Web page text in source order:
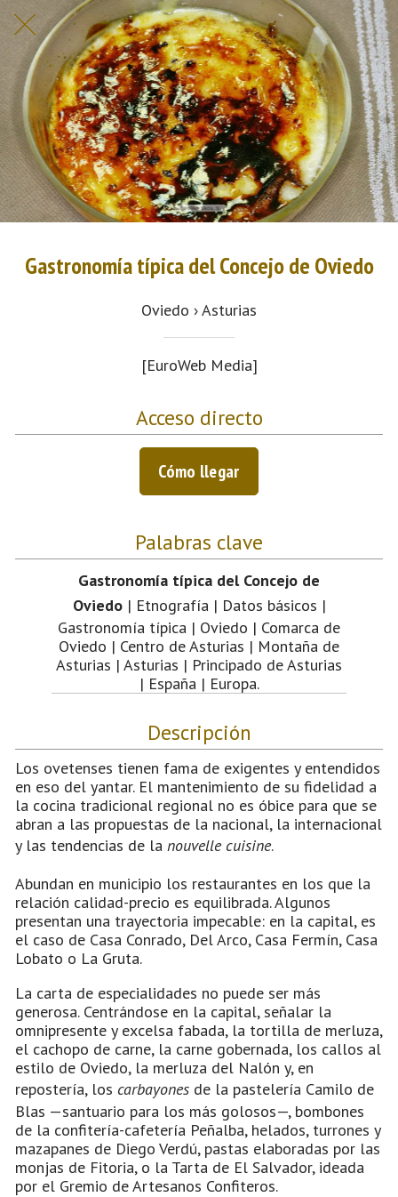
Gastronomía típica del Concejo de Oviedo
Oviedo › Asturias
[EuroWeb Media]
Acceso directo
Cómo llegar
Palabras clave
Gastronomía típica del Concejo de
Oviedo| Etnografía | Datos básicos |
Gastronomía típica | Oviedo | Comarca de
Oviedo | Centro de Asturias | Montaña de
Asturias | Asturias | Principado de Asturias
| España | Europa.
Descripción
Los ovetenses tienen fama de exigentes y entendidos
en eso del yantar. El mantenimiento de su fidelidad a
la cocina tradicional regional no es óbice para que se
abran a las propuestas de la nacional, la internacional
y las tendencias de la nouvelle cuisine.
Abundan en municipio los restaurantes en los que la
relación calidad-precio es equilibrada. Algunos
presentan una trayectoria impecable: en la capital, es
el caso de Casa Conrado, Del Arco, Casa Fermín, Casa
Lobato o La Gruta.
La carta de especialidades no puede ser más
generosa. Centrándose en la capital, señalar la
omnipresente y excelsa fabada, la tortilla de merluza,
el cachopo de carne, la carne gobernada, los callos al
estilo de Oviedo, la merluza del Nalón y, en
repostería, los carbayones de la pastelería Camilo de
Blas —santuario para los más golosos—, bombones
de la confitería-cafetería Peñalba, helados, turrones y
mazapanes de Diego Verdú, pastas elaboradas por las
monjas de Fitoria, o la Tarta de El Salvador, ideada
por el Gremio de Artesanos Confiteros.